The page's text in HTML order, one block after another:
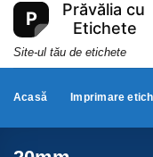
Skip
content
Site-ul tău de etichete
Acasă Imprimare